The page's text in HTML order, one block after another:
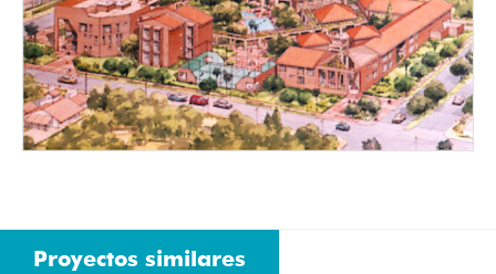
Proyectos similares